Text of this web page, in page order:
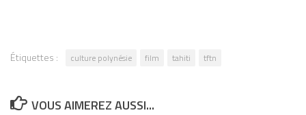
Étiquettes : culture polynésie film tahiti tftn
VOUS AIMEREZ AUSSI...